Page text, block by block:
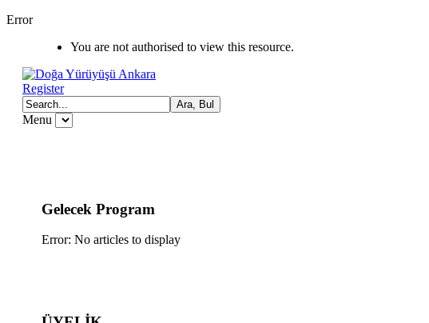
Error
You are not authorised to view this resource.
Register
Menu
Gelecek Program
Error: No articles to display